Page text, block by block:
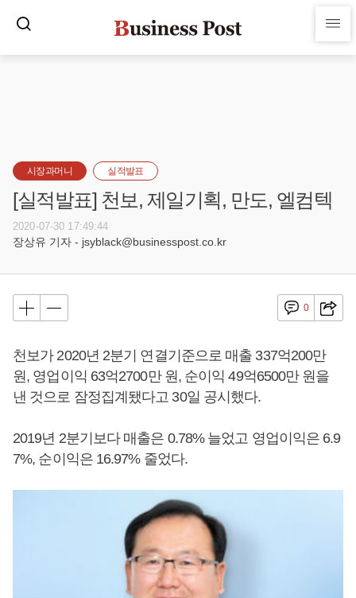
시장과머니 실적발표
[실적발표] 천보, 제일기획, 만도, 엘컴텍
2020-07-30 17:49:44
장상유 기자 - jsyblack@businesspost.co.kr
0
천보가 2020년 2분기 연결기준으로 매출 337억200만
원, 영업이익 63억2700만 원, 순이익 49억6500만 원을
낸 것으로 잠정집계됐다고 30일 공시했다.
2019년 2분기보다 매출은 0.78% 늘었고 영업이익은 6.9
7%, 순이익은 16.97% 줄었다.